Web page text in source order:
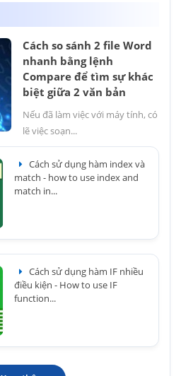
Cách so sánh 2 file Word
nhanh bằng lệnh
Compare để tìm sự khác
biệt giữa 2 văn bản
Nếu đã làm việc với máy tính, có
lẽ việc soạn...
Cách sử dụng hàm index và
match - how to use index and
match in...
Cách sử dụng hàm IF nhiều
điều kiện - How to use IF
function...